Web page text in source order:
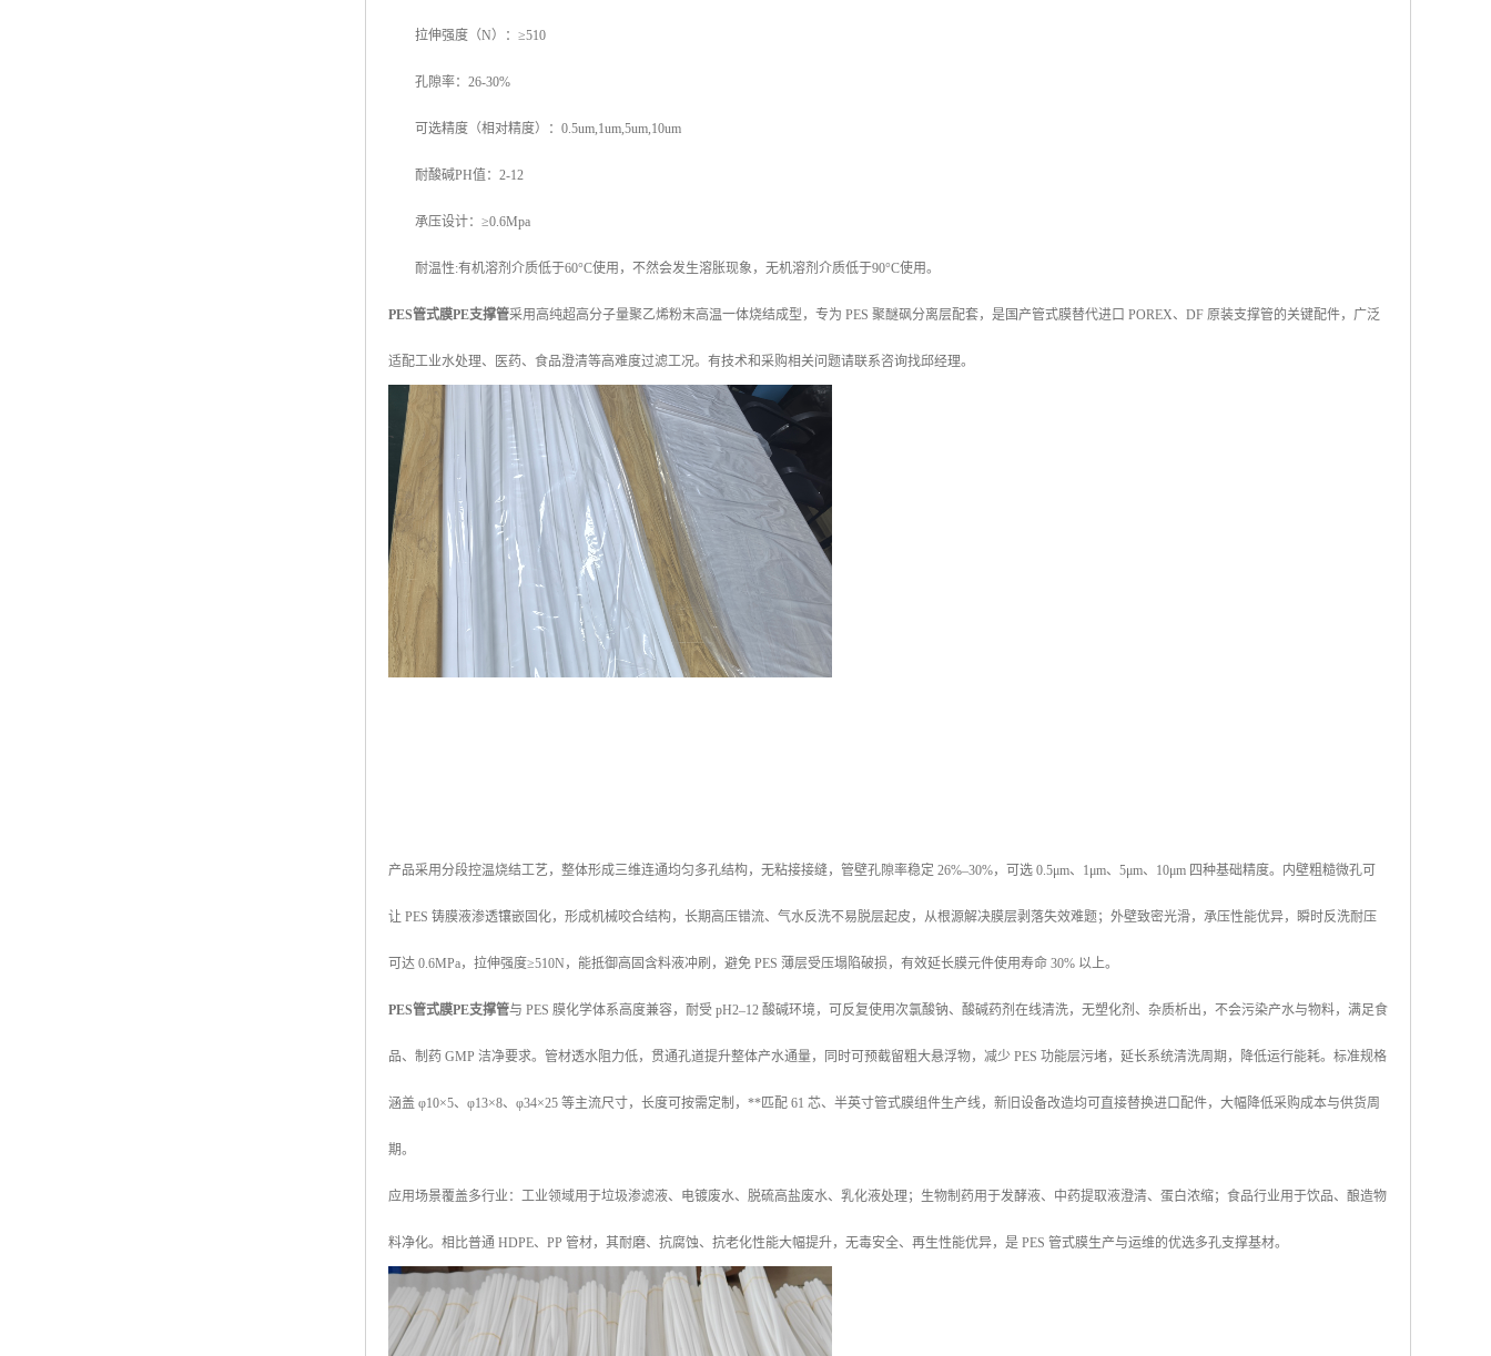
拉伸强度（N）：≥510
孔隙率：26-30%
可选精度（相对精度）：0.5um,1um,5um,10um
耐酸碱PH值：2-12
承压设计：≥0.6Mpa
耐温性:有机溶剂介质低于60°C使用，不然会发生溶胀现象，无机溶剂介质低于90°C使用。
PES管式膜PE支撑管采用高纯超高分子量聚乙烯粉末高温一体烧结成型，专为 PES 聚醚砜分离层配套，是国产管式膜替代进口 POREX、DF 原装支撑管的关键配件，广泛
适配工业水处理、医药、食品澄清等高难度过滤工况。有技术和采购相关问题请联系咨询找邱经理。
产品采用分段控温烧结工艺，整体形成三维连通均匀多孔结构，无粘接接缝，管壁孔隙率稳定 26%–30%，可选 0.5μm、1μm、5μm、10μm 四种基础精度。内壁粗糙微孔可
让 PES 铸膜液渗透镶嵌固化，形成机械咬合结构，长期高压错流、气水反洗不易脱层起皮，从根源解决膜层剥落失效难题；外壁致密光滑，承压性能优异，瞬时反洗耐压
可达 0.6MPa，拉伸强度≥510N，能抵御高固含料液冲刷，避免 PES 薄层受压塌陷破损，有效延长膜元件使用寿命 30% 以上。
PES管式膜PE支撑管与 PES 膜化学体系高度兼容，耐受 pH2–12 酸碱环境，可反复使用次氯酸钠、酸碱药剂在线清洗，无塑化剂、杂质析出，不会污染产水与物料，满足食
品、制药 GMP 洁净要求。管材透水阻力低，贯通孔道提升整体产水通量，同时可预截留粗大悬浮物，减少 PES 功能层污堵，延长系统清洗周期，降低运行能耗。标准规格
涵盖 φ10×5、φ13×8、φ34×25 等主流尺寸，长度可按需定制，**匹配 61 芯、半英寸管式膜组件生产线，新旧设备改造均可直接替换进口配件，大幅降低采购成本与供货周
期。
应用场景覆盖多行业：工业领域用于垃圾渗滤液、电镀废水、脱硫高盐废水、乳化液处理；生物制药用于发酵液、中药提取液澄清、蛋白浓缩；食品行业用于饮品、酿造物
料净化。相比普通 HDPE、PP 管材，其耐磨、抗腐蚀、抗老化性能大幅提升，无毒安全、再生性能优异，是 PES 管式膜生产与运维的优选多孔支撑基材。